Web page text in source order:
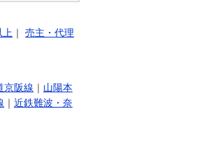
上 ｜ 売主・代理
京阪線 ｜ 山陽本
｜ 近鉄難波・奈